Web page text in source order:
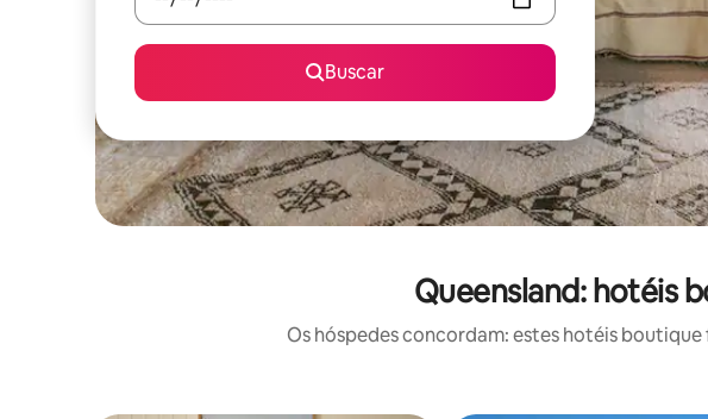
Buscar
Queensland: hotéis
Os hóspedes concordam: estes hotéis